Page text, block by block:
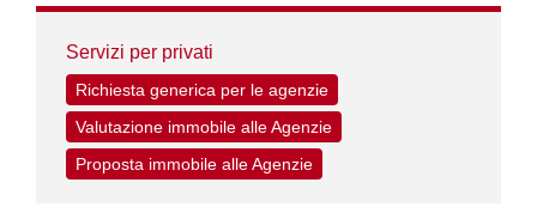
Servizi per privati
Richiesta generica per le agenzie
Valutazione immobile alle Agenzie
Proposta immobile alle Agenzie